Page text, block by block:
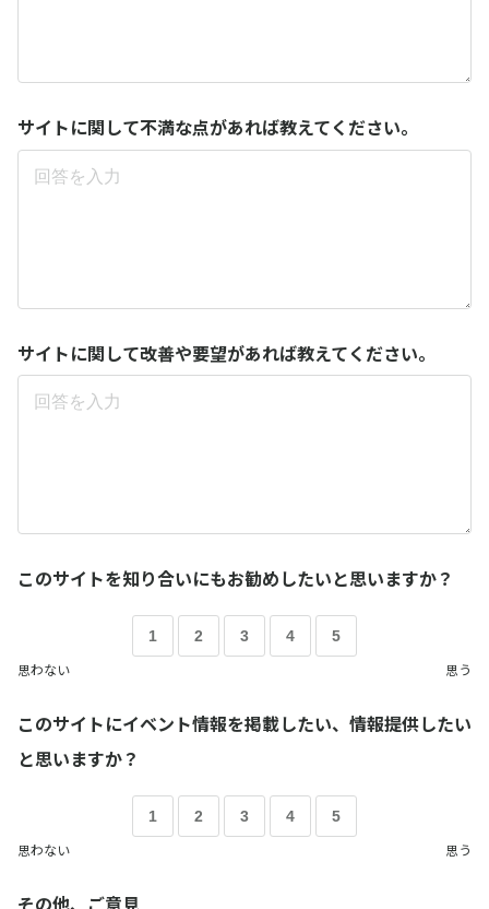
サイトに関して不満な点があれば教えてください。
サイトに関して改善や要望があれば教えてください。
このサイトを知り合いにもお勧めしたいと思いますか？
1 2 3 4 5
思わない 思う
このサイトにイベント情報を掲載したい、情報提供したい
と思いますか？
1 2 3 4 5
思わない 思う